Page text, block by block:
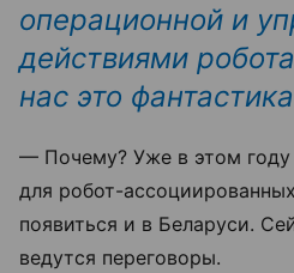
операционной и
действиями
нас это
— Почему? Уже в этом году
для робот-
появиться и в Беларуси.
ведутся переговоры.